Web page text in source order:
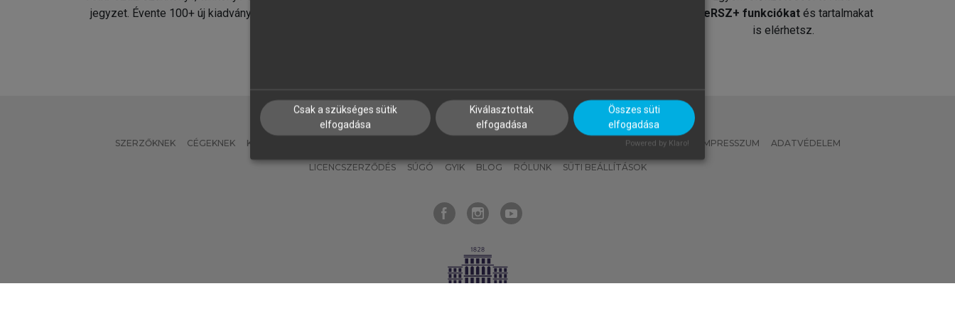
jegyzet. Évente 100+ új kiadvány.
MeRSZ+ funkciókat és tartalmakat
is elérhetsz.
SZERZŐKNEK CÉGEKNEK KÖNYVTÁROSOKNAK MI – ÁLTALÁNOS IRÁNYELVEK IMPRESSZUM ADATVÉDELEM
LICENCSZERZŐDÉS SÚGÓ GYIK BLOG RÓLUNK SÜTI BEÁLLÍTÁSOK
Csak a szükséges sütik
elfogadása
Kiválasztottak
elfogadása
Összes süti
elfogadása
Powered by Klaro!